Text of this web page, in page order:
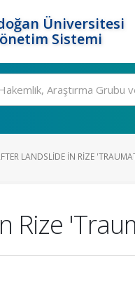
Üniversitesi
Sistemi
LANDSLIDE IN RIZE
Rize